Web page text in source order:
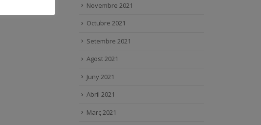
Novembre 2021
Octubre 2021
Setembre 2021
Agost 2021
Juny 2021
Abril 2021
Març 2021